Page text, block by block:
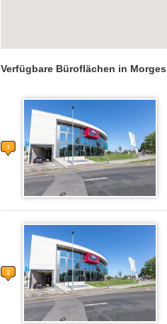
Verfügbare Büroflächen in